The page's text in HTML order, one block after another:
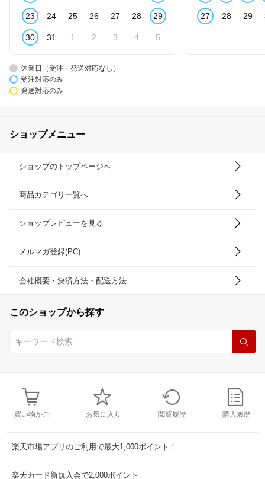
23 24 25 26 27 28 29
30 31 1 2 3 4 5
27 28 29
休業日（受注・発送対応なし）
受注対応のみ
発送対応のみ
ショップメニュー
ショップのトップページへ
商品カテゴリ一覧へ
ショップレビューを見る
メルマガ登録(PC)
会社概要・決済方法・配送方法
このショップから探す
買い物かご お気に入り 閲覧履歴 購入履歴
楽天市場アプリのご利用で最大1,000ポイント！
楽天カード新規入会で2,000ポイント